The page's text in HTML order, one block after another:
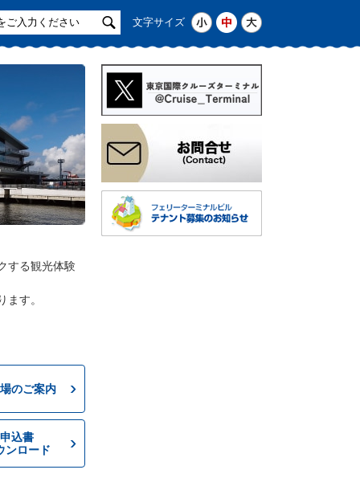
ト
検
索
文字サイズ
する観光体験
す。
のご案内
申込書
ンロード